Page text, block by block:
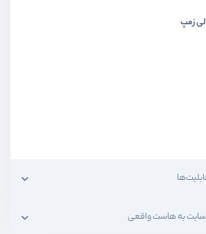
زمپ
سایت به هاست واقعی